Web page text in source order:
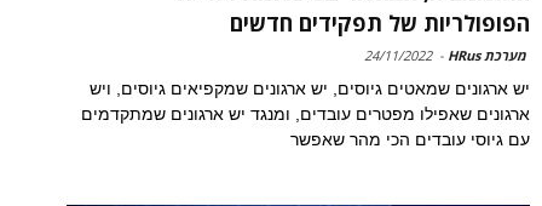
הפופולריות של תפקידים חדשים
מערכת HRus -
24/11/2022
יש ארגונים שמאטים גיוסים, יש ארגונים שמקפיאים גיוסים, ויש
ארגונים שאפילו מפטרים עובדים, ומנגד יש ארגונים שמתקדמים
עם גיוסי עובדים הכי מהר שאפשר